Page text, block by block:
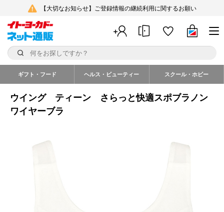
【大切なお知らせ】ご登録情報の継続利用に関するお願い
ギフト・フード ヘルス・ビューティー スクール・ホビー
ウイング ティーン さらっと快適スポブラノン
ワイヤーブラ